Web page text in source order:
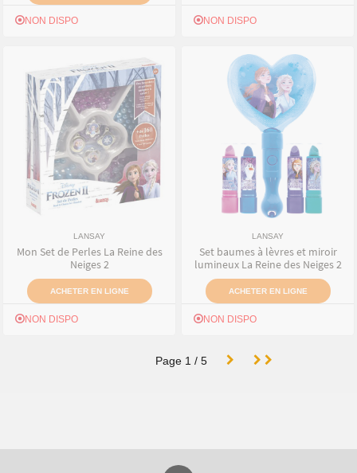
NON DISPO NON DISPO
LANSAY
Mon Set de Perles La Reine des
Neiges 2
ACHETER EN LIGNE
NON DISPO
LANSAY
Set baumes à lèvres et miroir
lumineux La Reine des Neiges 2
ACHETER EN LIGNE
NON DISPO
Page 1 / 5